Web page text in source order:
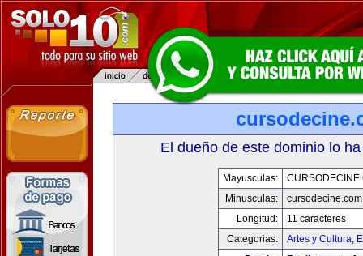
El dueño de este dominio lo
Mayusculas:
Minusculas:
cursodecine.com
Longitud:
11 caracteres
Categorias:
Artes y Cultura,